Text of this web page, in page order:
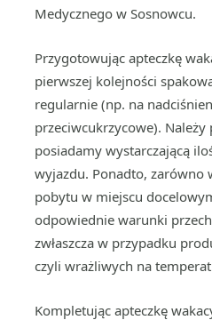
Medycznego w Sosnowcu.
Przygotowując apteczkę
pierwszej kolejności
regularnie (np. na
przeciwcukrzycowe). Należy
posiadamy wystarczającą
wyjazdu. Ponadto, zarówno
pobytu w miejscu
odpowiednie warunki
zwłaszcza w przypadku
czyli wrażliwych na
Kompletując apteczkę